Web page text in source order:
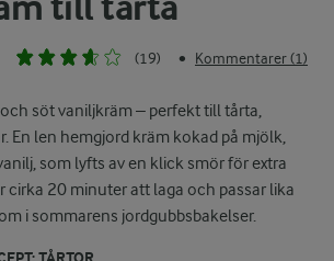
(19) • Kommentarer (1)
söt vaniljkräm – perfekt till tårta,
En len hemgjord kräm kokad på mjölk,
som lyfts av en klick smör för extra
cirka 20 minuter att laga och passar lika
i sommarens jordgubbsbakelser.